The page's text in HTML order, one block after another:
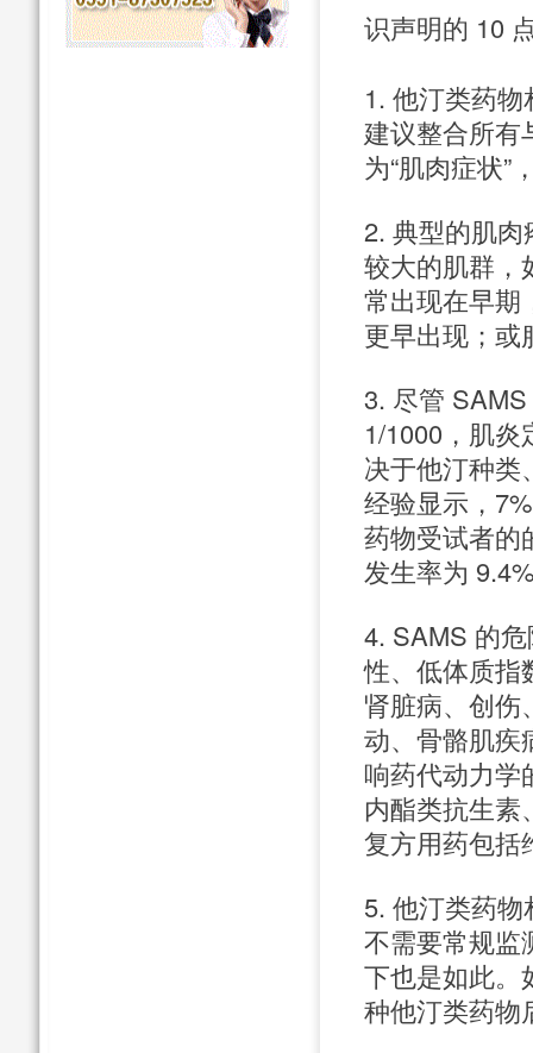
识声明的 10
1. 他汀类药
建议整合所有
为“肌肉症状”
2. 典型的肌
较大的肌群，
常出现在早期
更早出现；或
3. 尽管
1/1000，肌
决于他汀种类
经验显示，
药物受试者的
发生率为
4. SAMS 的
性、低体质指
肾脏病、创伤
动、骨骼肌疾
响药代动力学
内酯类抗生
复方用药包括
5. 他汀类药
不需要常规监
下也是如此。
种他汀类药物